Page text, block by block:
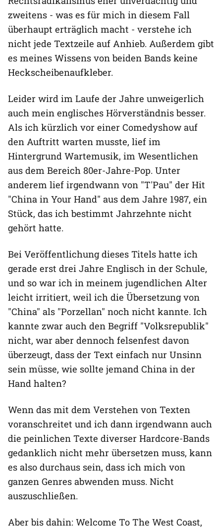
zweitens - was es für mich in diesem Fall
überhaupt erträglich macht - verstehe ich
nicht jede Textzeile auf Anhieb. Außerdem gibt
es meines Wissens von beiden Bands keine
Heckscheibenaufkleber.
Leider wird im Laufe der Jahre unweigerlich
auch mein englisches Hörverständnis besser.
Als ich kürzlich vor einer Comedyshow auf
den Auftritt warten musste, lief im
Hintergrund Wartemusik, im Wesentlichen
aus dem Bereich 80er-Jahre-Pop. Unter
anderem lief irgendwann von "T'Pau" der Hit
"China in Your Hand" aus dem Jahre 1987, ein
Stück, das ich bestimmt Jahrzehnte nicht
gehört hatte.
Bei Veröffentlichung dieses Titels hatte ich
gerade erst drei Jahre Englisch in der Schule,
und so war ich in meinem jugendlichen Alter
leicht irritiert, weil ich die Übersetzung von
"China" als "Porzellan" noch nicht kannte. Ich
kannte zwar auch den Begriff "Volksrepublik"
nicht, war aber dennoch felsenfest davon
überzeugt, dass der Text einfach nur Unsinn
sein müsse, wie sollte jemand China in der
Hand halten?
Wenn das mit dem Verstehen von Texten
voranschreitet und ich dann irgendwann auch
die peinlichen Texte diverser Hardcore-Bands
gedanklich nicht mehr übersetzen muss, kann
es also durchaus sein, dass ich mich von
ganzen Genres abwenden muss. Nicht
auszuschließen.
Aber bis dahin: Welcome To The West Coast,